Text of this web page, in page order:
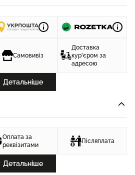
Самовивіз
Доставка
кур'єром за
адресою
Детальніше
Оплата за
реквізитами
Післяплата
Детальніше